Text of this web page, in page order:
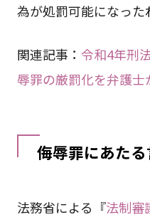
為が処罰可能になった
関連記事： 令和4年刑
辱罪の厳罰化を弁護士
侮辱罪にあた
法務省による『法制審